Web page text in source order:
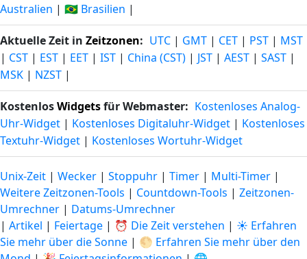
Australien | 🇧🇷 Brasilien |
Aktuelle Zeit in Zeitzonen: UTC | GMT | CET | PST | MST
| CST | EST | EET | IST | China (CST) | JST | AEST | SAST |
MSK | NZST |
KostenlosWidgetsfür Webmaster: Kostenloses Analog-
Uhr-Widget | Kostenloses Digitaluhr-Widget | Kostenloses
Textuhr-Widget | Kostenloses Wortuhr-Widget
Unix-Zeit | Wecker | Stoppuhr | Timer | Multi-Timer |
Weitere Zeitzonen-Tools | Countdown-Tools | Zeitzonen-
Umrechner | Datums-Umrechner
| Artikel | Feiertage | ⏰ Die Zeit verstehen | ☀️ Erfahren
Sie mehr über die Sonne | 🌕 Erfahren Sie mehr über den